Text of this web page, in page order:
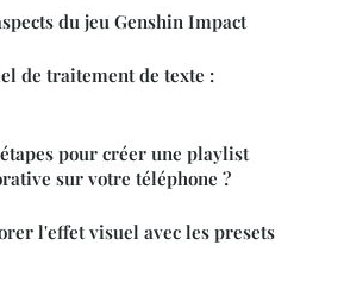
du jeu Genshin Impact
de traitement de texte :
pour créer une playlist
sur votre téléphone ?
l'effet visuel avec les presets